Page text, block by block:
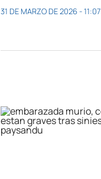
31 DE MARZO DE 2026 - 11:07